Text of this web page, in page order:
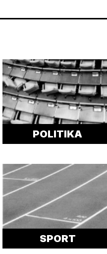
POLITIKA
SPORT